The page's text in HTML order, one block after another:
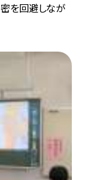
を回避しなが